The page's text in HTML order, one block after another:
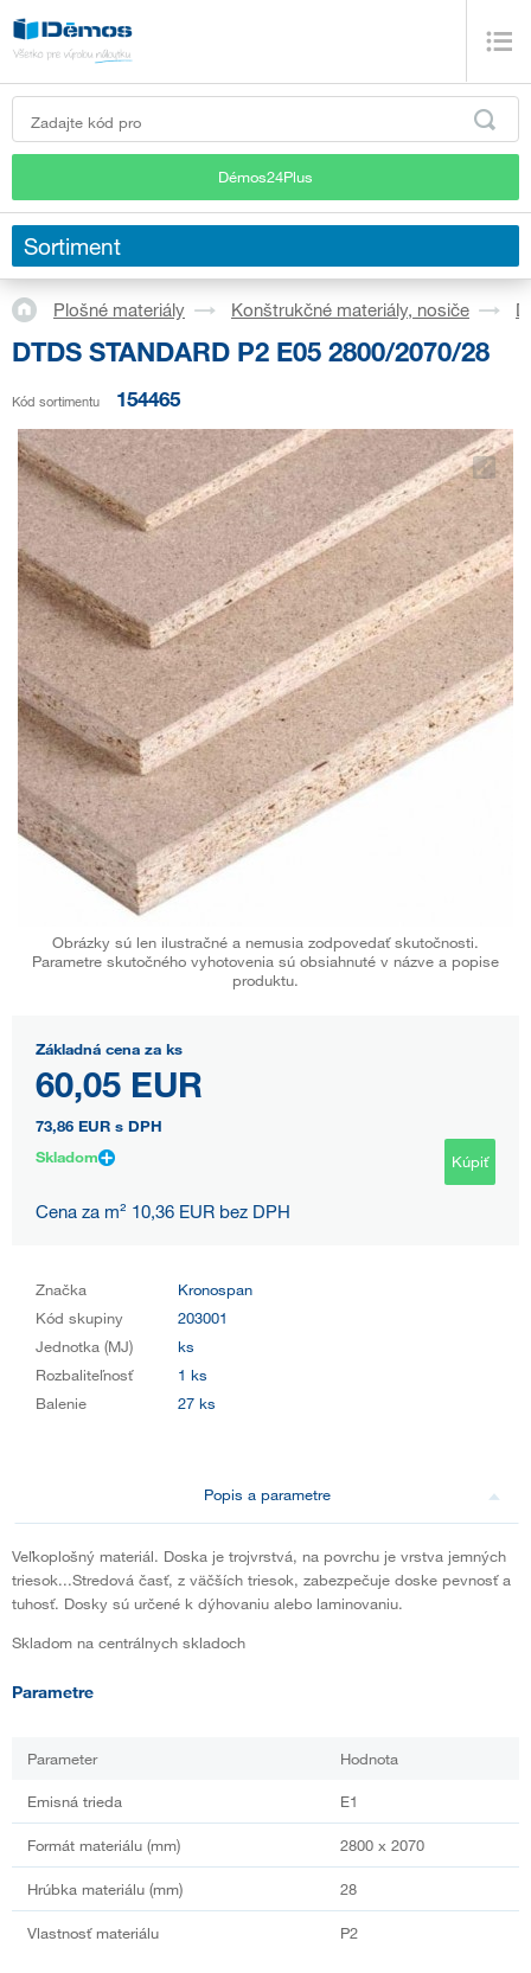
Démos24Plus
Sortiment
Plošné materiály Konštrukčné materiály, nosiče
DTDS STANDARD P2 E05 2800/2070/28
Kód sortimentu 154465
Obrázky sú len ilustračné a nemusia zodpovedať skutočnosti.
Parametre skutočného vyhotovenia sú obsiahnuté v názve a popise
produktu.
Základná cena za ks
60,05 EUR
73,86 EUR s DPH
Skladom
Kúpiť
Cena za m² 10,36 EUR bez DPH
Značka
Kronospan
Kód skupiny
203001
Jednotka (MJ)
ks
Rozbaliteľnosť
1 ks
Balenie
27 ks
Popis a parametre
Veľkoplošný materiál. Doska je trojvrstvá, na povrchu je vrstva jemných
triesok...Stredová časť, z väčších triesok, zabezpečuje doske pevnosť a
tuhosť. Dosky sú určené k dýhovaniu alebo laminovaniu.
Skladom na centrálnych skladoch
Parametre
Parameter Hodnota
Emisná trieda E1
Formát materiálu (mm) 2800 x 2070
Hrúbka materiálu (mm) 28
Vlastnosť materiálu P2